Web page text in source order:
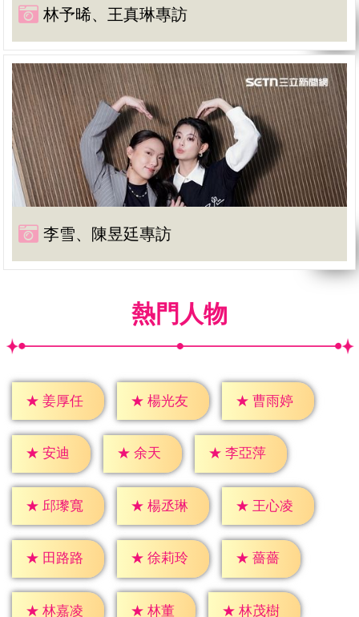
林予晞、王真琳專訪
李雪、陳昱廷專訪
熱門人物
★ 姜厚任 ★ 楊光友 ★ 曹雨婷
★ 安迪 ★ 余天 ★ 李亞萍
★ 邱瓈寬 ★ 楊丞琳 ★ 王心凌
★ 田路路 ★ 徐莉玲 ★ 薔薔
★ 林嘉凌 ★ 林董 ★ 林茂樹